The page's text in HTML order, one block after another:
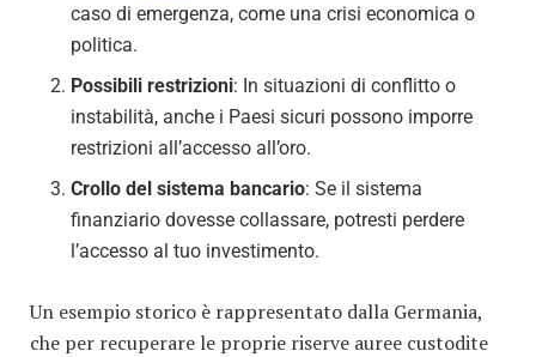
caso di emergenza, come una crisi economica o
politica.
Possibili restrizioni: In situazioni di conflitto o
instabilità, anche i Paesi sicuri possono imporre
restrizioni all’accesso all’oro.
Crollo del sistema bancario: Se il sistema
finanziario dovesse collassare, potresti perdere
l’accesso al tuo investimento.
Un esempio storico è rappresentato dalla Germania,
che per recuperare le proprie riserve auree custodite